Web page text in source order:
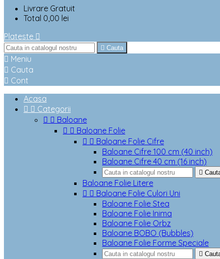
Livrare Gratuit
Total 0,00 lei
Plateste 
 Cauta
 Meniu
 Cauta
 Cont
Acasa
  Categorii
  Baloane
  Baloane Folie
  Baloane Folie Cifre
Baloane Cifre 100 cm (40 inch)
Baloane Cifre 40 cm (16 inch)

Baloane Folie Litere
  Baloane Folie Culori Uni
Baloane Folie Stea
Baloane Folie Inima
Baloane Folie Orbz
Baloane BOBO (Bubbles)
Baloane Folie Forme Speciale
